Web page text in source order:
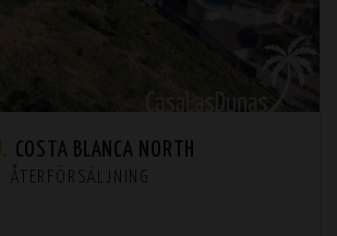
COSTA BLANCA NORTH
ÅTERFÖRSÄLJNING